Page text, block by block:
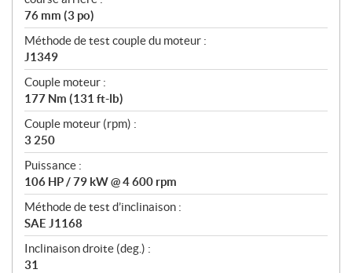
76 mm (3 po)
Méthode de test couple du moteur :
J1349
Couple moteur :
177 Nm (131 ft-lb)
Couple moteur (rpm) :
3 250
Puissance :
106 HP / 79 kW @ 4 600 rpm
Méthode de test d’inclinaison :
SAE J1168
Inclinaison droite (deg.) :
31